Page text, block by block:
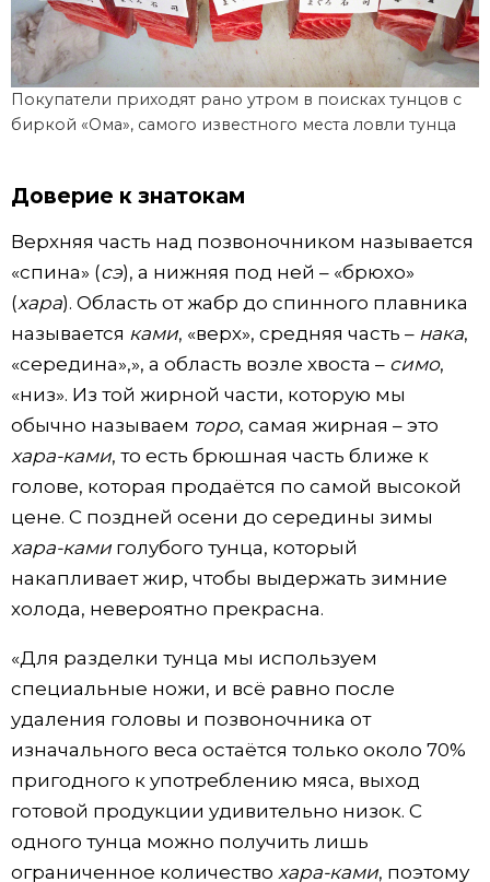
Покупатели приходят рано утром в поисках тунцов с
биркой «Ома», самого известного места ловли тунца
Доверие к знатокам
Верхняя часть над позвоночником называется
«спина» (сэ), а нижняя под ней – «брюхо»
(хара). Область от жабр до спинного плавника
называется ками, «верх», средняя часть – нака,
«середина»,», а область возле хвоста – симо,
«низ». Из той жирной части, которую мы
обычно называем торо, самая жирная – это
хара-ками, то есть брюшная часть ближе к
голове, которая продаётся по самой высокой
цене. С поздней осени до середины зимы
хара-камиголубого тунца, который
накапливает жир, чтобы выдержать зимние
холода, невероятно прекрасна.
«Для разделки тунца мы используем
специальные ножи, и всё равно после
удаления головы и позвоночника от
изначального веса остаётся только около 70%
пригодного к употреблению мяса, выход
готовой продукции удивительно низок. С
одного тунца можно получить лишь
ограниченное количество хара-ками, поэтому